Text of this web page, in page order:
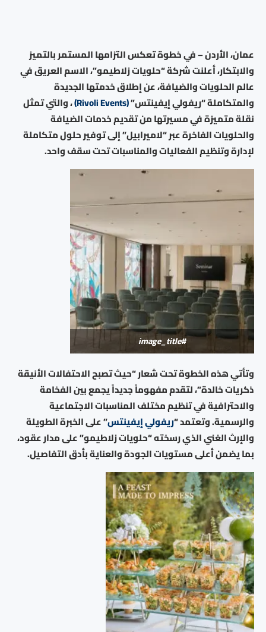
عمان، الأردن – في خطوة تعكس التزامها المستمر بالتميز
والابتكار، أعلنت شركة “حلويات زلاطيمو”، الاسم العريق في
عالم الحلويات والضيافة، عن إطلاق خدمتها الجديدة
والمتكاملة “ريفولي إيفينتس”(Rivoli Events)
، والتي تمثل
نقلة متميزة في مسيرتها من تقديم خدمات الضيافة
والحلويات الفاخرة عبر “لاميرابيل” إلى توفير حلول متكاملة
لإدارة وتنظيم الفعاليات والمناسبات تحت سقف واحد.
#image_title
وتأتي هذه الخطوة تحت شعار “حيث تصبح الاحتفالات الأنيقة
ذكريات خالدة”، لتقدم مفهوماً جديداً يجمع بين الفخامة
والاحترافية في تنظيم مختلف المناسبات الاجتماعية
والرسمية. وتعتمد “ريفولي إيفينتس” على الخبرة الطويلة
والإرث الغني الذي رسخته “حلويات زلاطيمو” على مدار عقود،
بما يضمن أعلى مستويات الجودة والعناية بأدق التفاصيل.